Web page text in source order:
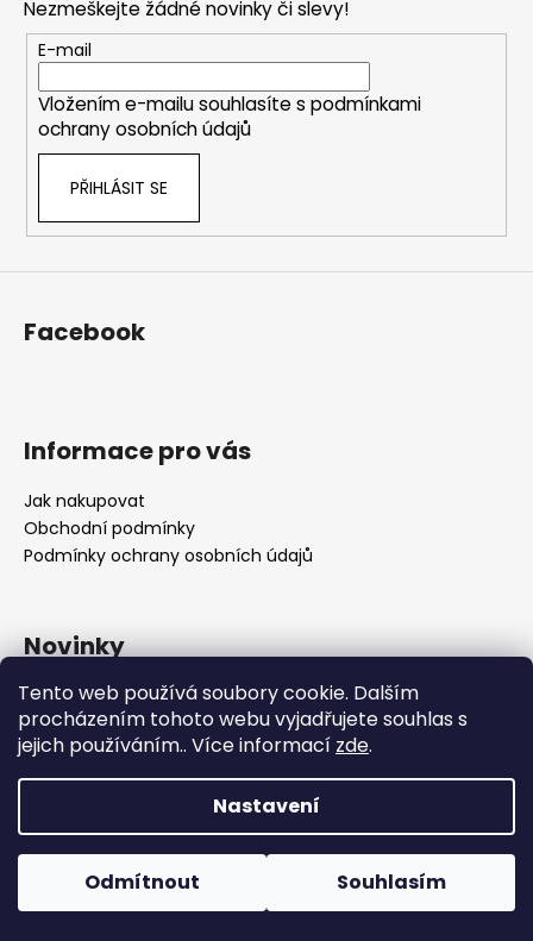
Tento web používá soubory cookie. Dalším
procházením tohoto webu vyjadřujete souhlas s
jejich používáním.. Více informací zde.
Nastavení
Odmítnout Souhlasím
a
c
í
p
r
ý
p
Nezmeškejte žádné novinky či slevy!
E-mail
Vložením e-mailu souhlasíte s podmínkami
ochrany osobních údajů
PŘIHLÁSIT SE
Facebook
Informace pro vás
Jak nakupovat
Obchodní podmínky
Podmínky ochrany osobních údajů
Novinky
Haldex.Flash – revoluce v řízení výkonu.
Exkluzivně od RSR-Performance pro
Českou republiku
Moderní MQB platforma je skvělá, rychlá a univerzální. Ale
jedna věc u ní od začátku omezovala skutečný potenciál
pohonu všech kol: řízení Haldexu 5. ...
Jako první v ČR jsme přinesli kompletní
tuningové řešení pro Audi RS3 8Y a Cupra
Formentor VZ5